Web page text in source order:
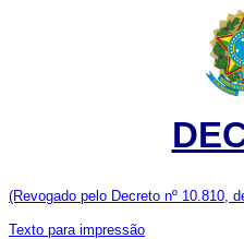
(Revogado pelo Decreto nº 10.810,
Texto para impressão